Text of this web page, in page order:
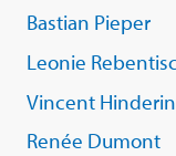
Bastian Pieper
Leonie
Vincent
Renée Dumont